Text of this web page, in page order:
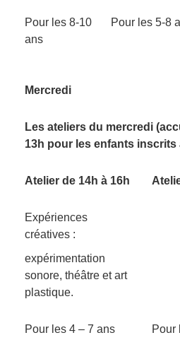
Pour les 8-10
ans
Pour les 5-8
Mercredi
Les ateliers du mercredi
13h pour les enfants inscrits
Atelier de 14h à 16h
Expériences
créatives :
expérimentation
sonore, théâtre et art
plastique.
Pour les 4 – 7 ans Pour